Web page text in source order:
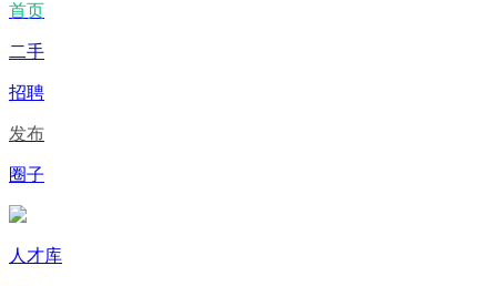
首页
二手
招聘
发布
圈子
人才库